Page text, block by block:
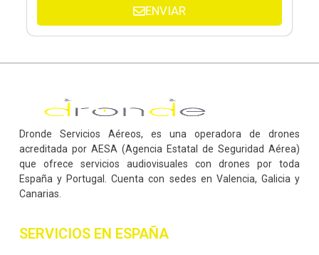
ENVIAR
Dronde Servicios Aéreos, es una operadora de drones
acreditada por AESA (Agencia Estatal de Seguridad Aérea)
que ofrece servicios audiovisuales con drones por toda
España y Portugal. Cuenta con sedes en Valencia, Galicia y
Canarias.
SERVICIOS EN ESPAÑA